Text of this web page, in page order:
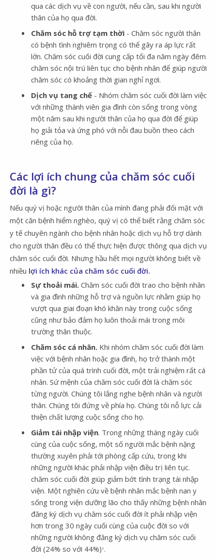
qua các dịch vụ về con người, nếu cần, sau khi người
thân của họ qua đời.
Chăm sóc hỗ trợ tạm thời - Chăm sóc người thân
có bệnh tình nghiêm trọng có thể gây ra áp lực rất
lớn. Chăm sóc cuối đời cung cấp tối đa năm ngày đêm
chăm sóc nội trú liên tục cho bệnh nhân để giúp người
chăm sóc có khoảng thời gian nghỉ ngơi.
Dịch vụ tang chế - Nhóm chăm sóc cuối đời làm việc
với những thành viên gia đình còn sống trong vòng
một năm sau khi người thân của họ qua đời để giúp
họ giải tỏa và ứng phó với nỗi đau buồn theo cách
riêng của họ.
Các lợi ích chung của chăm sóc cuối
đời là gì?
Nếu quý vị hoặc người thân của mình đang phải đối mặt với
một căn bệnh hiểm nghèo, quý vị có thể biết rằng chăm sóc
y tế chuyên ngành cho bệnh nhân hoặc dịch vụ hỗ trợ dành
cho người thân đều có thể thực hiện được thông qua dịch vụ
chăm sóc cuối đời. Nhưng hầu hết mọi người không biết về
nhiều lợi ích khác của chăm sóc cuối đời.
Sự thoải mái. Chăm sóc cuối đời trao cho bệnh nhân
và gia đình những hỗ trợ và nguồn lực nhằm giúp họ
vượt qua giai đoạn khó khăn này trong cuộc sống
cũng như bảo đảm họ luôn thoải mái trong môi
trường thân thuộc.
Chăm sóc cá nhân. Khi nhóm chăm sóc cuối đời làm
việc với bệnh nhân hoặc gia đình, họ trở thành một
phần tử của quá trình cuối đời, một trải nghiệm rất cá
nhân. Sứ mệnh của chăm sóc cuối đời là chăm sóc
từng người. Chúng tôi lắng nghe bệnh nhân và người
thân. Chúng tôi đứng về phía họ. Chúng tôi nỗ lực cải
thiện chất lượng cuộc sống cho họ.
Giảm tái nhập viện. Trong những tháng ngày cuối
cùng của cuộc sống, một số người mắc bệnh nặng
thường xuyên phải tới phòng cấp cứu, trong khi
những người khác phải nhập viện điều trị liên tục.
chăm sóc cuối đời giúp giảm bớt tình trạng tái nhập
viện. Một nghiên cứu về bệnh nhân mắc bệnh nan y
sống trong viện dưỡng lão cho thấy những bệnh nhân
đăng ký dịch vụ chăm sóc cuối đời ít phải nhập viện
hơn trong 30 ngày cuối cùng của cuộc đời so với
những người không đăng ký dịch vụ chăm sóc cuối
đời (24% so với 44%)1.